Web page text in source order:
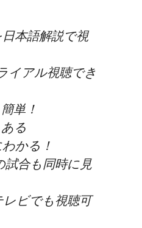
本語解説で視
イアル視聴でき
単！
る
かる！
試合も同時に見
レビでも視聴可